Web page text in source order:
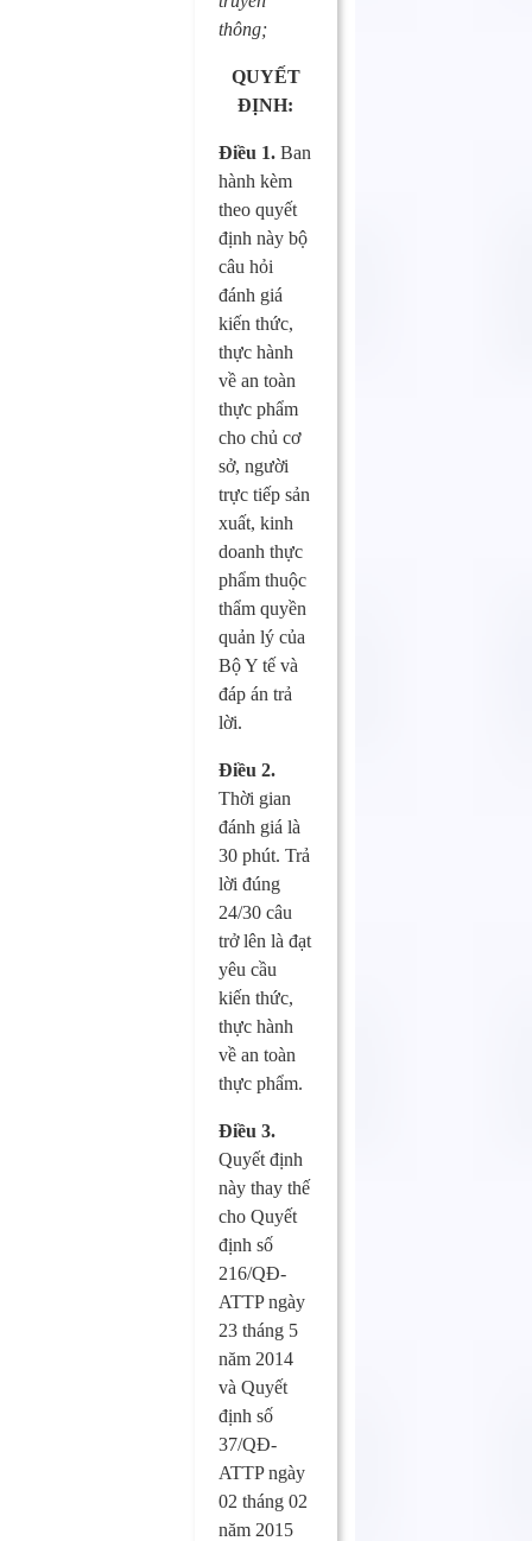
thông;
QUYẾT
ĐỊNH:
Điều 1. Ban
hành kèm
theo quyết
định này bộ
câu hỏi
đánh giá
kiến thức,
thực hành
về an toàn
thực phẩm
cho chủ cơ
sở, người
trực tiếp sản
xuất, kinh
doanh thực
phẩm thuộc
thẩm quyền
quản lý của
Bộ Y tế và
đáp án trả
lời.
Điều 2.
Thời gian
đánh giá là
30 phút. Trả
lời đúng
24/30 câu
trở lên là đạt
yêu cầu
kiến thức,
thực hành
về an toàn
thực phẩm.
Điều 3.
Quyết định
này thay thế
cho Quyết
định số
216/QĐ-
ATTP ngày
23 tháng 5
năm 2014
và Quyết
định số
37/QĐ-
ATTP ngày
02 tháng 02
năm 2015